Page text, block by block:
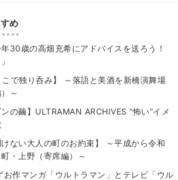
め
30歳の高畑充希にアドバイスを送ろう！
で独り呑み】 ～落語と美酒を新橋演舞場
～
の繭】ULTRAMAN ARCHIVES “怖い”イメ
ない大人の町のお約束】 ～平成から令和
・上野（寄席編）～
作マンガ「ウルトラマン」とテレビ「ウル